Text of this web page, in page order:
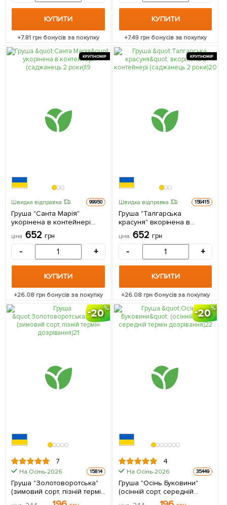
КУПИТИ
+7.81 грн бонусів за покупку
КУПИТИ
+7.49грн бонусів за покупку
КРУПНОМІР
Швидка відправка 99950
Груша "Санта Марія"
укорінена в контейнері
(саджанець 2 роки) 1
саджанець в упаковці
ціна 652 грн
- +
КУПИТИ
+26.08грн бонусів за покупку
КРУПНОМІР
Швидка відправка 156415
Груша "Талгарська
красуня" вкорінена в
контейнері (саджанець 2
роки) 1 саджанець в
ціна 652 грн
- +
КУПИТИ
+26.08грн бонусів за покупку
20
7
На Осінь-2026 15814
Груша "Золотоворотська"
(зимовий сорт, пізній термін
дозрівання) 1 саджанець в
20
4
На Осінь-2026 35449
Груша "Осінь Буковини"
(осінній сорт, середній
термін дозрівання) 1